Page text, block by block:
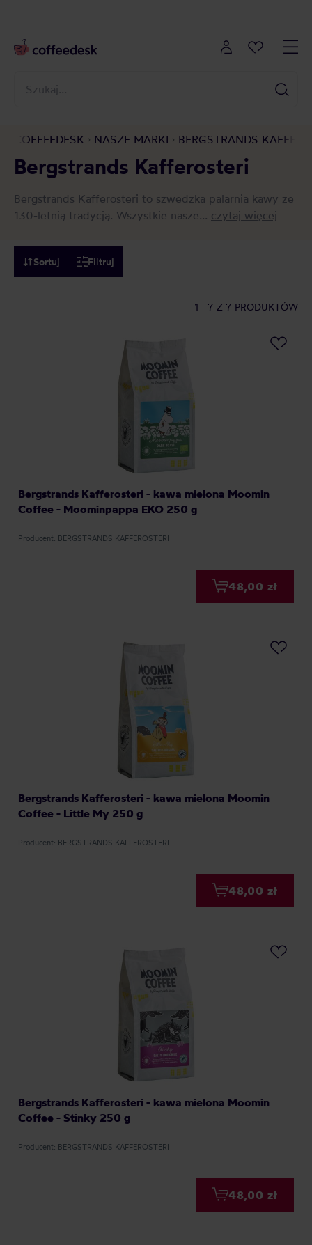
COFFEEDESK NASZE MARKI BERGSTRANDS
Bergstrands Kafferosteri
Bergstrands Kafferosteri to szwedzka palarnia kawy ze
130-letnią tradycją. Wszystkie nasze... czytaj więcej
Sortuj Filtruj
1 - 7 Z 7 PRODUKTÓW
Bergstrands Kafferosteri - kawa mielona Moomin
Coffee - Moominpappa EKO 250 g
Producent: BERGSTRANDS KAFFEROSTERI
48,00 zł
Bergstrands Kafferosteri - kawa mielona Moomin
Coffee - Little My 250 g
Producent: BERGSTRANDS KAFFEROSTERI
48,00 zł
Bergstrands Kafferosteri - kawa mielona Moomin
Coffee - Stinky 250 g
Producent: BERGSTRANDS KAFFEROSTERI
48,00 zł